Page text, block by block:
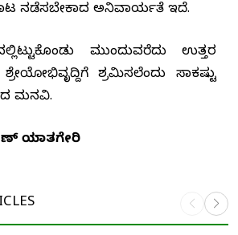
ನಡೆಸಬೇಕಾದ ಅನಿವಾರ್ಯತೆ ಇದೆ.
ಮುಂದುವರೆದು ಉತ್ತರ
ಶ್ರಮಿಸಲೆಂದು ಸಾಕಷ್ಟು
ಮನವಿ.
ಯಾತಗೇರಿ